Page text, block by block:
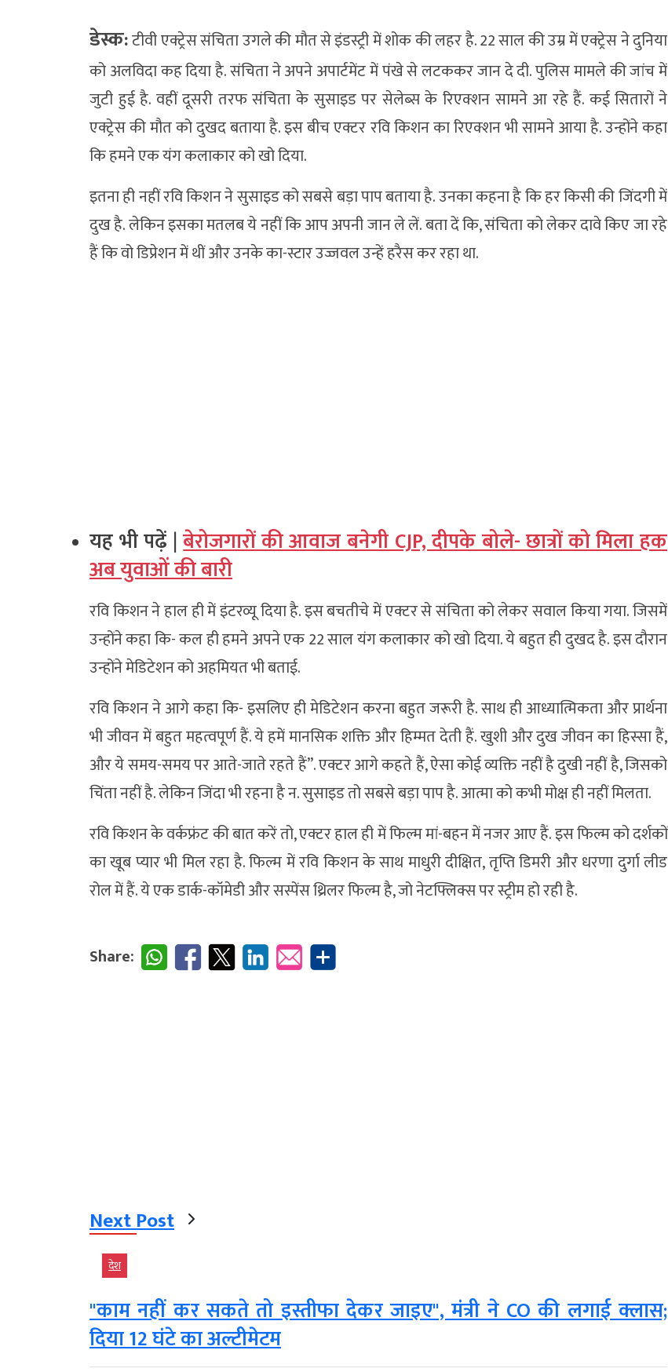
डेस्क:टीवी एक्ट्रेस संचिता उगले की मौत से इंडस्ट्री में शोक की लहर है. 22 साल की उम्र में एक्ट्रेस ने दुनिया
को अलविदा कह दिया है. संचिता ने अपने अपार्टमेंट में पंखे से लटककर जान दे दी. पुलिस मामले की जांच में
जुटी हुई है. वहीं दूसरी तरफ संचिता के सुसाइड पर सेलेब्स के रिएक्शन सामने आ रहे हैं. कई सितारों ने
एक्ट्रेस की मौत को दुखद बताया है. इस बीच एक्टर रवि किशन का रिएक्शन भी सामने आया है. उन्होंने कहा
कि हमने एक यंग कलाकार को खो दिया.
इतना ही नहीं रवि किशन ने सुसाइड को सबसे बड़ा पाप बताया है. उनका कहना है कि हर किसी की जिंदगी में
दुख है. लेकिन इसका मतलब ये नहीं कि आप अपनी जान ले लें. बता दें कि, संचिता को लेकर दावे किए जा रहे
हैं कि वो डिप्रेशन में थीं और उनके का-स्टार उज्जवल उन्हें हरैस कर रहा था.
यह भी पढ़ें |बेरोजगारों की आवाज बनेगी CJP, दीपके बोले- छात्रों को मिला हक
अब युवाओं की बारी
रवि किशन ने हाल ही में इंटरव्यू दिया है. इस बचतीचे में एक्टर से संचिता को लेकर सवाल किया गया. जिसमें
उन्होंने कहा कि- कल ही हमने अपने एक 22 साल यंग कलाकार को खो दिया. ये बहुत ही दुखद है. इस दौरान
उन्होंने मेडिटेशन को अहमियत भी बताई.
रवि किशन ने आगे कहा कि- इसलिए ही मेडिटेशन करना बहुत जरूरी है. साथ ही आध्यात्मिकता और प्रार्थना
भी जीवन में बहुत महत्वपूर्ण हैं. ये हमें मानसिक शक्ति और हिम्मत देती हैं. खुशी और दुख जीवन का हिस्सा हैं,
और ये समय-समय पर आते-जाते रहते हैं”. एक्टर आगे कहते हैं, ऐसा कोई व्यक्ति नहीं है दुखी नहीं है, जिसको
चिंता नहीं है. लेकिन जिंदा भी रहना है न. सुसाइड तो सबसे बड़ा पाप है. आत्मा को कभी मोक्ष ही नहीं मिलता.
रवि किशन के वर्कफ्रंट की बात करें तो, एक्टर हाल ही में फिल्म मां-बहन में नजर आए हैं. इस फिल्म को दर्शकों
का खूब प्यार भी मिल रहा है. फिल्म में रवि किशन के साथ माधुरी दीक्षित, तृप्ति डिमरी और धरणा दुर्गा लीड
रोल में हैं. ये एक डार्क-कॉमेडी और सस्पेंस थ्रिलर फिल्म है, जो नेटफ्लिक्स पर स्ट्रीम हो रही है.
Share:
Next Post
देश
"काम नहीं कर सकते तो इस्तीफा देकर जाइए", मंत्री ने CO की लगाई क्लास;
दिया 12 घंटे का अल्टीमेटम